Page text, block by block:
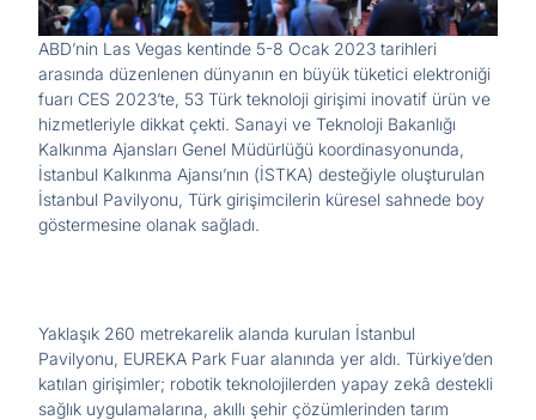
ABD’nin Las Vegas kentinde 5-8 Ocak 2023 tarihleri
arasında düzenlenen dünyanın en büyük tüketici elektroniği
fuarı CES 2023’te, 53 Türk teknoloji girişimi inovatif ürün ve
hizmetleriyle dikkat çekti. Sanayi ve Teknoloji Bakanlığı
Kalkınma Ajansları Genel Müdürlüğü koordinasyonunda,
İstanbul Kalkınma Ajansı’nın (İSTKA) desteğiyle oluşturulan
İstanbul Pavilyonu, Türk girişimcilerin küresel sahnede boy
göstermesine olanak sağladı.
Yaklaşık 260 metrekarelik alanda kurulan İstanbul
Pavilyonu, EUREKA Park Fuar alanında yer aldı. Türkiye’den
katılan girişimler; robotik teknolojilerden yapay zekâ destekli
sağlık uygulamalarına, akıllı şehir çözümlerinden tarım